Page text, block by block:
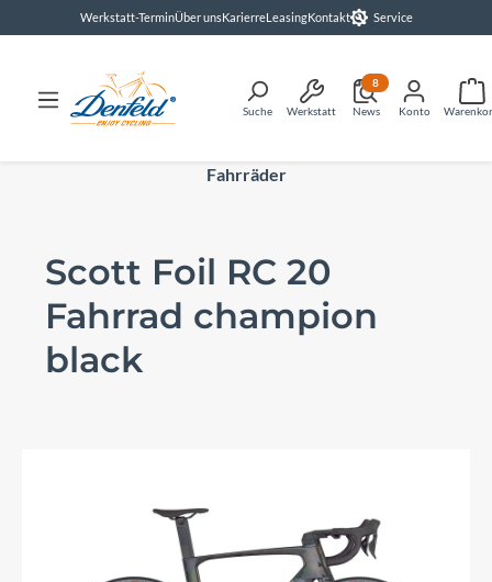
springenWerkstatt-TerminÜber unsKarierreLeasingKontakt Service
Suche Werkstatt News
8
Konto
Fahrräder
Scott Foil RC 20
Fahrrad champion
black